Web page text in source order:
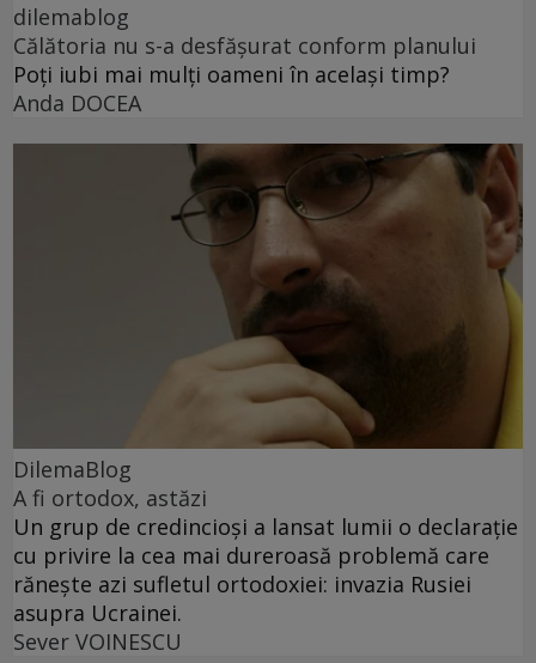
dilemablog
Călătoria nu s-a desfășurat conform planului
Poți iubi mai mulți oameni în același timp?
Anda DOCEA
DilemaBlog
A fi ortodox, astăzi
Un grup de credincioși a lansat lumii o declarație
cu privire la cea mai dureroasă problemă care
rănește azi sufletul ortodoxiei: invazia Rusiei
asupra Ucrainei.
Sever VOINESCU